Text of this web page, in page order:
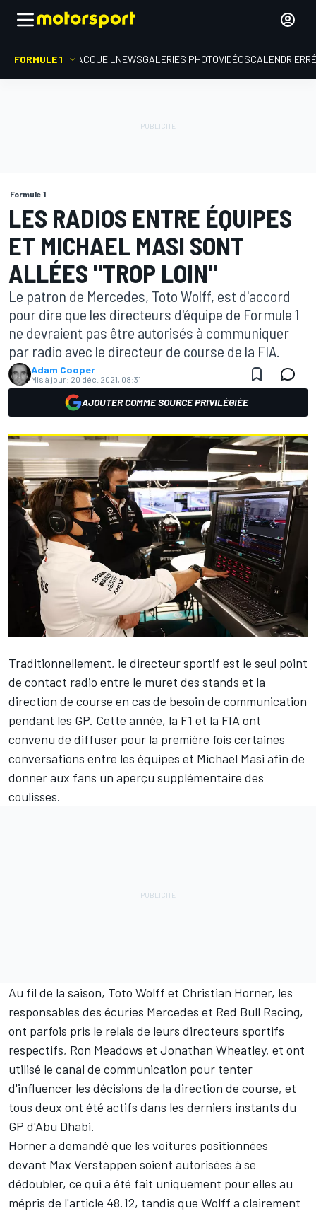
FORMULE 1 ACCUEIL NEWSGALERIES PHOTOVIDÉOSCALENDRIER
Formule 1
LES RADIOS ENTRE ÉQUIPES
ET MICHAEL MASI SONT
ALLÉES "TROP LOIN"
Le patron de Mercedes, Toto Wolff, est d'accord
pour dire que les directeurs d'équipe de Formule 1
ne devraient pas être autorisés à communiquer
par radio avec le directeur de course de la FIA.
Adam Cooper
Mis à jour: 20 déc. 2021, 08:31
AJOUTER COMME SOURCE PRIVILÉGIÉE
Traditionnellement, le directeur sportif est le seul point
de contact radio entre le muret des stands et la
direction de course en cas de besoin de communication
pendant les GP. Cette année, la F1 et la FIA ont
convenu de diffuser pour la première fois certaines
conversations entre les équipes et Michael Masi afin de
donner aux fans un aperçu supplémentaire des
coulisses.
Au fil de la saison, Toto Wolff et Christian Horner, les
responsables des écuries Mercedes et Red Bull Racing,
ont parfois pris le relais de leurs directeurs sportifs
respectifs, Ron Meadows et Jonathan Wheatley, et ont
utilisé le canal de communication pour tenter
d'influencer les décisions de la direction de course, et
tous deux ont été actifs dans les derniers instants du
GP d'Abu Dhabi.
Horner a demandé que les voitures positionnées
devant Max Verstappen soient autorisées à se
dédoubler, ce qui a été fait uniquement pour elles au
mépris de l'article 48.12, tandis que Wolff a clairement